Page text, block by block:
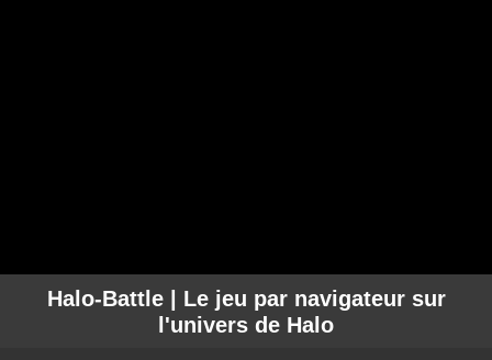
Halo-Battle | Le jeu par navigateur sur
l'univers de Halo